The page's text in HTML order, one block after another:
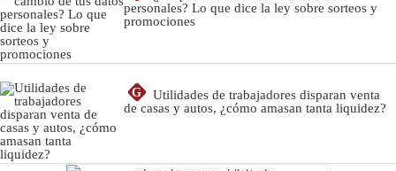
personales? Lo que dice la ley sobre sorteos y
promociones
G
Utilidades de trabajadores disparan venta
de casas y autos, ¿cómo amasan tanta liquidez?